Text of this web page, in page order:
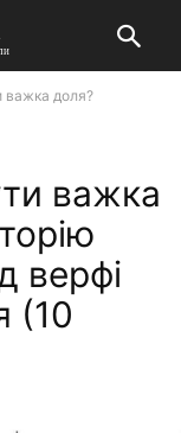
важка доля?
важка
верфі
(10